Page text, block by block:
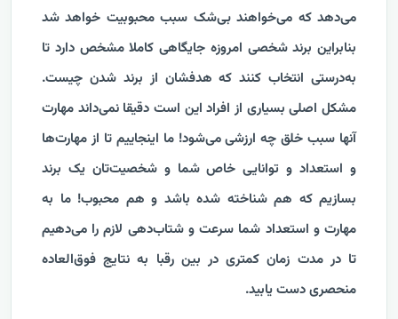
می‌دهد که می‌خواهند بی‌شک سبب محبوبیت خواهد شد
بنابراین برند شخصی امروزه جایگاهی کاملا مشخص دارد تا
به‌درستی انتخاب کنند که هدفشان از برند شدن چیست.
مشکل اصلی بسیاری از افراد این ‌است دقیقا نمی‌داند مهارت
آنها سبب خلق چه ارزشی می‌شود! ما اینجاییم تا از مهارت‌ها
و استعداد و توانایی‌ خاص شما و شخصیت‌تان یک برند
بسازیم که هم شناخته شده باشد و هم محبوب! ما به
مهارت و استعداد شما سرعت و شتاب‌دهی لازم را می‌دهیم
تا در مدت زمان کمتری در بین رقبا به نتایج فوق‌العاده
منحصری دست یابید.